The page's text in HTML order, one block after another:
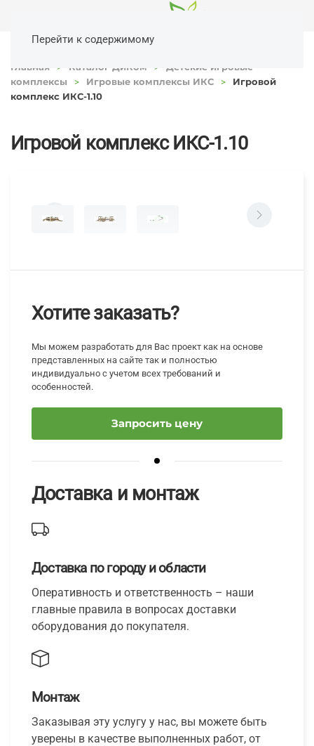
Перейти к содержимому
Главная Каталог ДиКом
Детские игровые
комплексы
Игровые комплексы ИКС
Игровой
комплекс ИКС-1.10
Игровой комплекс ИКС-1.10
Хотите заказать?
Мы можем разработать для Вас проект как на основе
представленных на сайте так и полностью
индивидуально с учетом всех требований и
особенностей.
Запросить цену
Доставка и монтаж
Доставка по городу и области
Оперативность и ответственность – наши
главные правила в вопросах доставки
оборудования до покупателя.
Монтаж
Заказывая эту услугу у нас, вы можете быть
уверены в качестве выполненных работ, от